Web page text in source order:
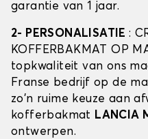
garantie van 1 jaar.
2- PERSONALISATIE:
KOFFERBAKMAT OP
topkwaliteit van ons
Franse bedrijf op de
zo'n ruime keuze aan
kofferbakmat LANCIA
ontwerpen.